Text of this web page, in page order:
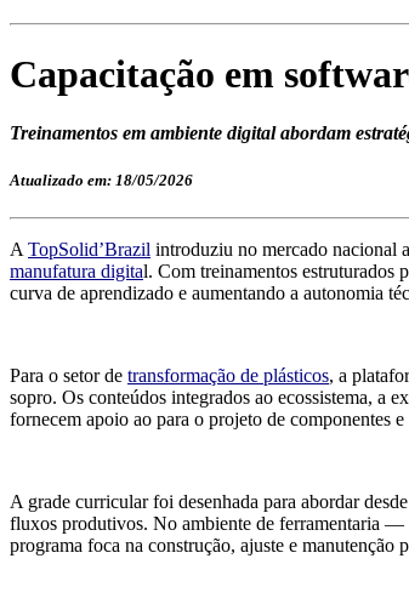
Capacitação em
Treinamentos em ambiente digital abordam
Atualizado em: 18/05/2026
ATopSolid’Brazil introduziu no mercado nacional
manufatura digital. Com treinamentos estruturados
curva de aprendizado e aumentando a autonomia
Para o setor de transformação de plásticos, a
sopro. Os conteúdos integrados ao ecossistema,
fornecem apoio ao para o projeto de componentes
A grade curricular foi desenhada para abordar
fluxos produtivos. No ambiente de ferramentaria
programa foca na construção, ajuste e manutenção